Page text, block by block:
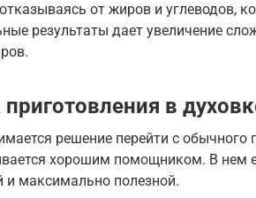
от жиров и углеводов,
результаты дает увеличение
в
решение перейти с обычного
хорошим помощником. В нем
и максимально полезной.